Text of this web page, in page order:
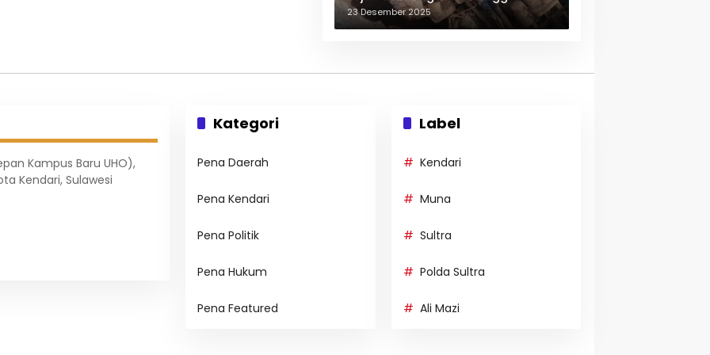
Berulang-ulang
23 Desember 2025
Kampus Baru UHO),
Kendari, Sulawesi
Kategori
Pena Daerah
Pena Kendari
Pena Politik
Pena Hukum
Pena Featured
Label
Kendari
Muna
Sultra
Polda Sultra
Ali Mazi